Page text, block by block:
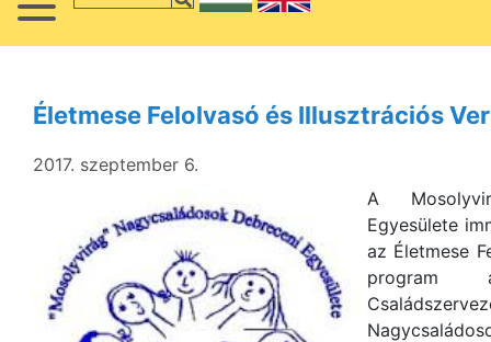
Életmese Felolvasó és Illusztrációs
2017. szeptember 6.
A
Egyesülete
az Életmese
program